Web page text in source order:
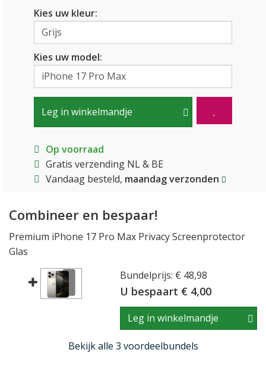
Kies uw kleur:
Kies uw model:
Leg in winkelmandje
Op voorraad
Gratis verzending NL & BE
Vandaag besteld, maandag verzonden
Combineer en bespaar!
Premium iPhone 17 Pro Max Privacy Screenprotector
Glas
Bundelprijs: € 48,98
U bespaart € 4,00
Leg in winkelmandje
Bekijk alle 3 voordeelbundels